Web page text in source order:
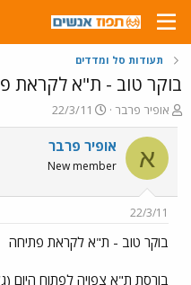
תעודות סל ומדדים
בוקר טוב - ת"א לקראת
פ
ו
ת
ח
ה
ש
א
אופיר פרבר
פ
ו
ר
ם
ר
22/3/11
א אופיר פרבר
New member
22/3/11
בוקר טוב - ת"א לקראת פתיחה
בורסת ת"א צפויה לפתוח היום